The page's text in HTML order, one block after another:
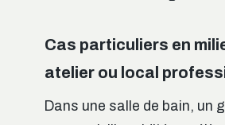
Cas particuliers en
atelier ou local
Dans une salle de bain, un